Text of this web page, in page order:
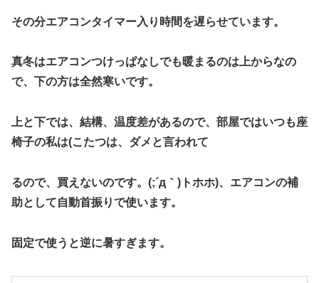
その分エアコンタイマー入り時間を遅らせています。
真冬はエアコンつけっぱなしでも暖まるのは上からなの
で、下の方は全然寒いです。
上と下では、結構、温度差があるので、部屋ではいつも座
椅子の私は(こたつは、ダメと言われて
るので、買えないのです。(;´д｀)トホホ)、エアコンの補
助として自動首振りで使います。
固定で使うと逆に暑すぎます。